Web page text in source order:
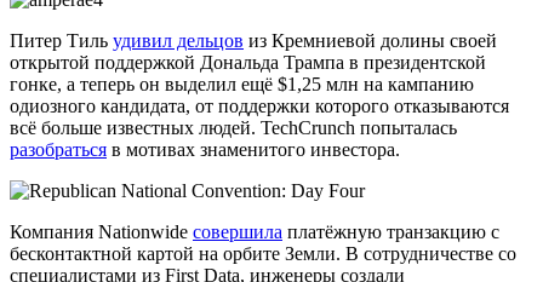
Питер Тиль удивил дельцов из Кремниевой долины своей
открытой поддержкой Дональда Трампа в президентской
гонке, а теперь он выделил ещё $1,25 млн на кампанию
одиозного кандидата, от поддержки которого отказываются
всё больше известных людей. TechCrunch попыталась
разобраться в мотивах знаменитого инвестора.
Компания Nationwide совершила платёжную транзакцию с
бесконтактной картой на орбите Земли. В сотрудничестве со
специалистами из First Data, инженеры создали